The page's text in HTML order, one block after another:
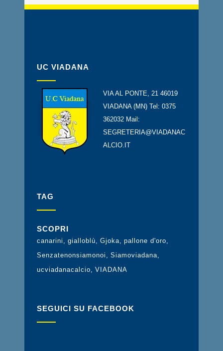
UC VIADANA
VIA AL PONTE, 21 46019
VIADANA (MN) Tel: 0375
362032 Mail:
SEGRETERIA@VIADANAC
ALCIO.IT
TAG
SCOPRI
canarini gialloblù Gjoka pallone d'oro
Senzatenonsiamonoi
Siamoviadana
ucviadanacalcio
VIADANA
SEGUICI SU FACEBOOK